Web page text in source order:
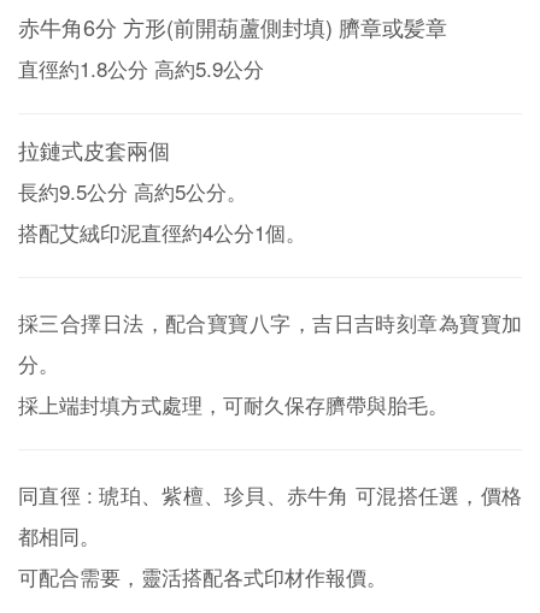
赤牛角6分 方形(前開葫蘆側封填) 臍章或髪章
直徑約1.8公分 高約5.9公分
拉鏈式皮套兩個
長約9.5公分 高約5公分。
搭配艾絨印泥直徑約4公分1個。
採三合擇日法，配合寶寶八字，吉日吉時刻章為寶寶加
分。
採上端封填方式處理，可耐久保存臍帶與胎毛。
同直徑 : 琥珀、紫檀、珍貝、赤牛角 可混搭任選，價格
都相同。
可配合需要，靈活搭配各式印材作報價。